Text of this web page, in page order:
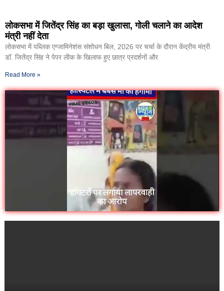
लोकसभा में जितेंद्र सिंह का बड़ा खुलासा, गोली चलाने का आदेश
मंत्री नहीं देता
लोकसभा में पब्लिक एग्जामिनेशंस संशोधन बिल, 2026 पर चर्चा के दौरान केंद्रीय मंत्री
डॉ. जितेंद्र सिंह ने पेपर लीक के खिलाफ हुए छात्र प्रदर्शनों और
Read More »